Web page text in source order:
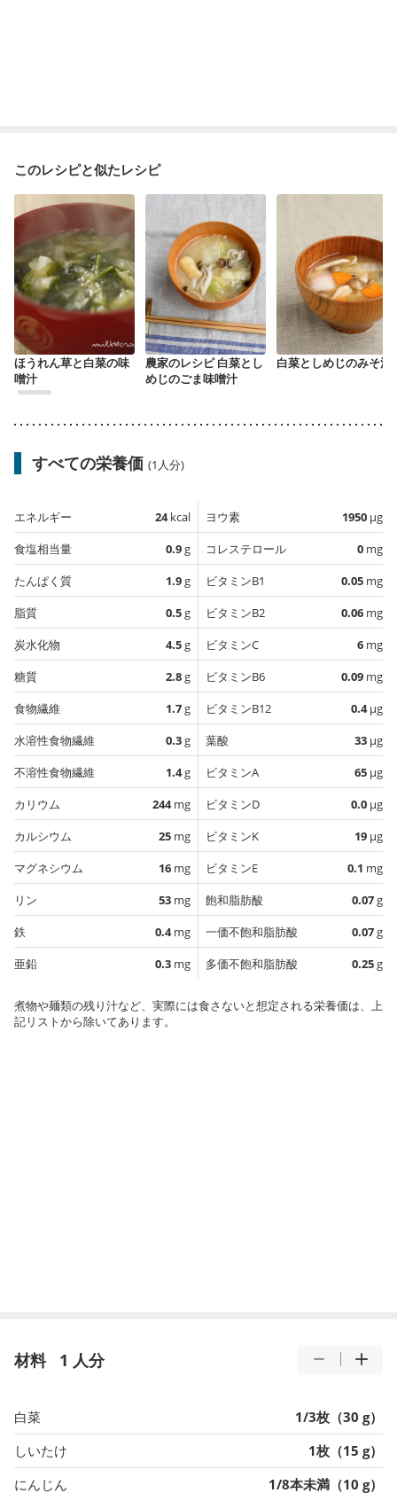
このレシピと似たレシピ
ほうれん草と白菜の味
噌汁
農家のレシピ 白菜とし
めじのごま味噌汁
白菜としめじのみそ汁
すべての栄養価 (1人分)
エネルギー 24kcal
食塩相当量
0.9g
たんぱく質
1.9g
脂質
0.5g
炭水化物
4.5g
糖質
2.8g
食物繊維
1.7g
水溶性食物繊維
0.3g
不溶性食物繊維
1.4g
カリウム
244mg
カルシウム
25 mg
マグネシウム
16 mg
リン
53 mg
鉄
0.4mg
亜鉛
0.3 mg
ヨウ素 1950 µg
コレステロール
0 mg
ビタミンB1
0.05 mg
ビタミンB2
0.06 mg
ビタミンC
6 mg
ビタミンB6
0.09 mg
ビタミンB12
0.4µg
葉酸
33 µg
ビタミンA
65 µg
ビタミンD
0.0 µg
ビタミンK
19 µg
ビタミンE
0.1 mg
飽和脂肪酸
0.07g
一価不飽和脂肪酸
0.07g
多価不飽和脂肪酸
0.25g
煮物や麺類の残り汁など、実際には食さないと想定される栄養価は、上
記リストから除いてあります。
材料 1 人分
白菜
1/3枚（30 g）
しいたけ
1枚（15 g）
にんじん
1/8本未満（10 g）